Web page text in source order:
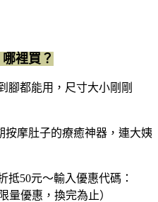
裡買？
腳都能用，尺寸大小剛剛
摩肚子的療癒神器，連大姨
抵50元～輸入優惠代碼：
限量優惠，換完為止）